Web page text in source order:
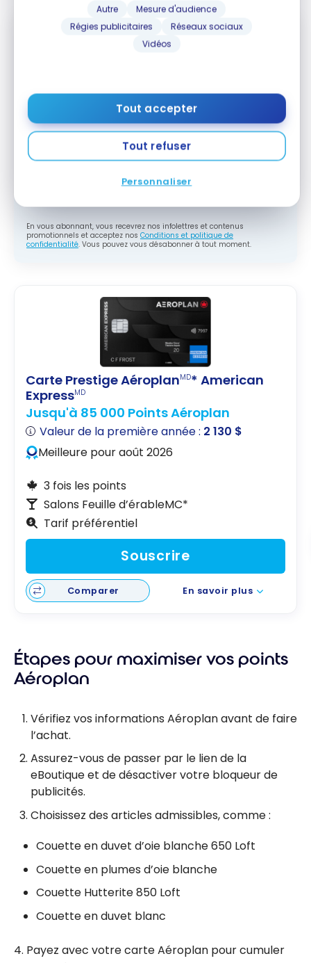
Autre
Mesure d'audience
Régies publicitaires
Réseaux sociaux
Vidéos
Tout accepter
Tout refuser
Personnaliser
crédit, livrées chaque semaine dans votre
boîte courriel.
Adresse courriel
M'ABONNER
En vous abonnant, vous recevrez nos infolettres et contenus
promotionnels et acceptez nos Conditions et politique de
confidentialité. Vous pouvez vous désabonner à tout moment.
Carte Prestige AéroplanMD* American
ExpressMD
Jusqu'à 85 000 Points Aéroplan
Valeur de la première année : 2 130 $
Meilleure pour août 2026
3 fois les points
Salons Feuille d’érableMC*
Tarif préférentiel
Souscrire
Comparer En savoir plus
Étapes pour maximiser vos points
Aéroplan
Vérifiez vos informations Aéroplan avant de faire
l’achat.
Assurez-vous de passer par le lien de la
eBoutique et de désactiver votre bloqueur de
publicités.
Choisissez des articles admissibles, comme :
Couette en duvet d’oie blanche 650 Loft
Couette en plumes d’oie blanche
Couette Hutterite 850 Loft
Couette en duvet blanc
4. Payez avec votre carte Aéroplan pour cumuler